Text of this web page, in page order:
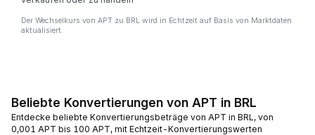
Der Wechselkurs von APT zu BRL wird in Echtzeit auf Basis von Marktdaten
aktualisiert.
Beliebte Konvertierungen von APT in BRL
Entdecke beliebte Konvertierungsbeträge von APT in BRL, von
0,001 APT bis 100 APT, mit Echtzeit-Konvertierungswerten